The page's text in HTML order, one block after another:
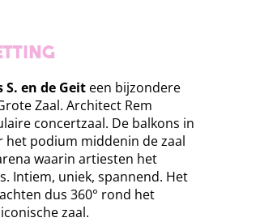
S. en de Geit een bijzondere
Zaal. Architect Rem
concertzaal. De balkons in
podium middenin de zaal
waarin artiesten het
Intiem, uniek, spannend. Het
dus 360° rond het
zaal.